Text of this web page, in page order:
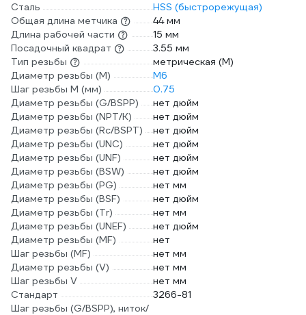
Сталь
HSS (быстрорежущая)
Общая длина метчика
44 мм
Длина рабочей части
15 мм
Посадочный квадрат
3.55 мм
Тип резьбы
метрическая (М)
Диаметр резьбы (М)
М6
Шаг резьбы М (мм)
0.75
Диаметр резьбы (G/BSPP)
нет дюйм
Диаметр резьбы (NPT/K)
нет дюйм
Диаметр резьбы (Rc/BSPT)
нет дюйм
Диаметр резьбы (UNC)
нет дюйм
Диаметр резьбы (UNF)
нет дюйм
Диаметр резьбы (BSW)
нет дюйм
Диаметр резьбы (PG)
нет мм
Диаметр резьбы (BSF)
нет дюйм
Диаметр резьбы (Tr)
нет мм
Диаметр резьбы (UNEF)
нет дюйм
Диаметр резьбы (MF)
нет
Шаг резьбы (MF)
нет мм
Диаметр резьбы (V)
нет мм
Шаг резьбы V
нет мм
Стандарт
3266-81
Шаг резьбы (G/BSPP), ниток/